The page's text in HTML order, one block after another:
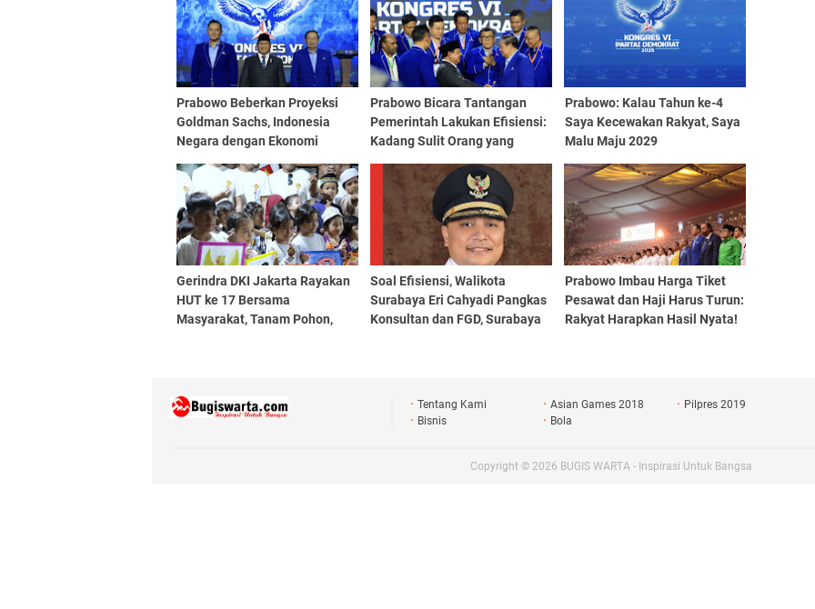
Prabowo Beberkan Proyeksi
Goldman Sachs, Indonesia
Negara dengan Ekonomi
Prabowo Bicara Tantangan
Pemerintah Lakukan Efisiensi:
Kadang Sulit Orang yang
Prabowo: Kalau Tahun ke-4
Saya Kecewakan Rakyat, Saya
Malu Maju 2029
Gerindra DKI Jakarta Rayakan
HUT ke 17 Bersama
Masyarakat, Tanam Pohon,
Soal Efisiensi, Walikota
Surabaya Eri Cahyadi Pangkas
Konsultan dan FGD, Surabaya
Prabowo Imbau Harga Tiket
Pesawat dan Haji Harus Turun:
Rakyat Harapkan Hasil Nyata!
Tentang Kami Asian Games 2018
Pilpres 2019
Bisnis
Bola
Copyright © 2026 BUGIS WARTA - Inspirasi Untuk Bangsa